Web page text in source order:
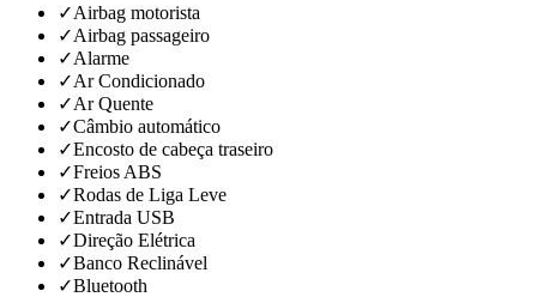
✓Airbag motorista
✓Airbag passageiro
✓Alarme
✓Ar Condicionado
✓Ar Quente
✓Câmbio automático
✓Encosto de cabeça traseiro
✓Freios ABS
✓Rodas de Liga Leve
✓Entrada USB
✓Direção Elétrica
✓Banco Reclinável
✓Bluetooth